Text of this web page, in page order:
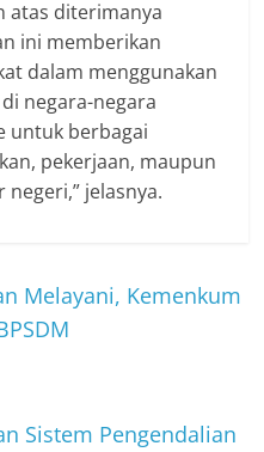
atas diterimanya
ini memberikan
dalam menggunakan
negara-negara
untuk berbagai
pekerjaan, maupun
jelasnya.
Melayani, Kemenkum
Sistem Pengendalian